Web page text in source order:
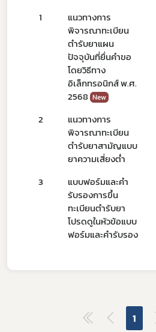
1
แนวทางการ
พิจารณาทะเบียน
ตำรับยาแผน
ปัจจุบันที่ยื่นคำขอ
โดยวิธีทาง
อิเล็กทรอนิกส์ พ.ศ.
2568 New
2
แนวทางการ
พิจารณาทะเบียน
ตำรับยาสามัญแบบ
ยาความเสี่ยงต่ำ
3
แบบฟอร์มและคำ
รับรองการขึ้น
ทะเบียนตำรับยา
โปรดดูในหัวข้อแบบ
ฟอร์มและคำรับรอง
1
Subscribe
ดาวรุ่ง